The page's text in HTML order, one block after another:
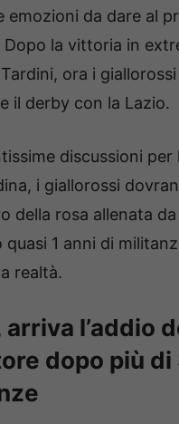
emozioni da dare al
Dopo la vittoria in
ora i
il derby con la Lazio.
discussioni per
i giallorossi
della rosa allenata da
quasi 1 anni di
realtà.
arriva l’addio
dopo più